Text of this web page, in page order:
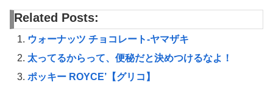
Related Posts:
ウォーナッツ チョコレート-ヤマザキ
太ってるからって、便秘だと決めつけるなよ！
ポッキー ROYCE’【グリコ】